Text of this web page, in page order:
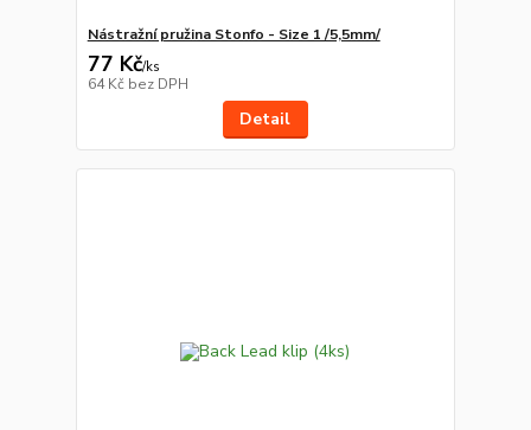
Nástražní pružina Stonfo - Size 1 /5,5mm/
77 Kč/ks
64 Kč bez DPH
Detail